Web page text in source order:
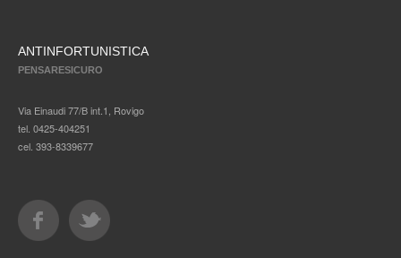
ANTINFORTUNISTICA
PENSARESICURO
Via Einaudi 77/B int.1, Rovigo
tel. 0425-404251
cel. 393-8339677